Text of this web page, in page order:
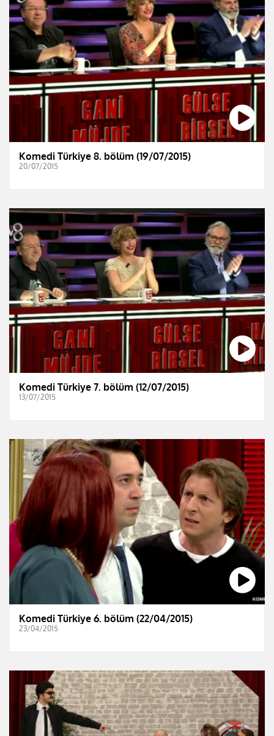
Komedi Türkiye 8. bölüm (19/07/2015)
20/07/2015
Komedi Türkiye 7. bölüm (12/07/2015)
13/07/2015
Komedi Türkiye 6. bölüm (22/04/2015)
23/04/2015